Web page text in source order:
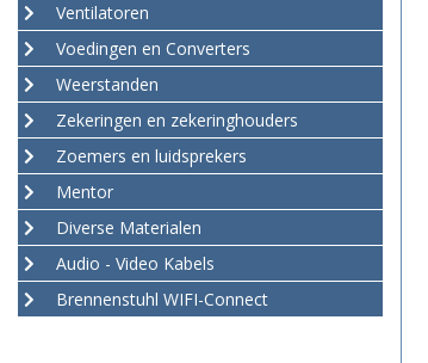
Ventilatoren
Voedingen en Converters
Weerstanden
Zekeringen en zekeringhouders
Zoemers en luidsprekers
Mentor
Diverse Materialen
Audio - Video Kabels
Brennenstuhl WIFI-Connect